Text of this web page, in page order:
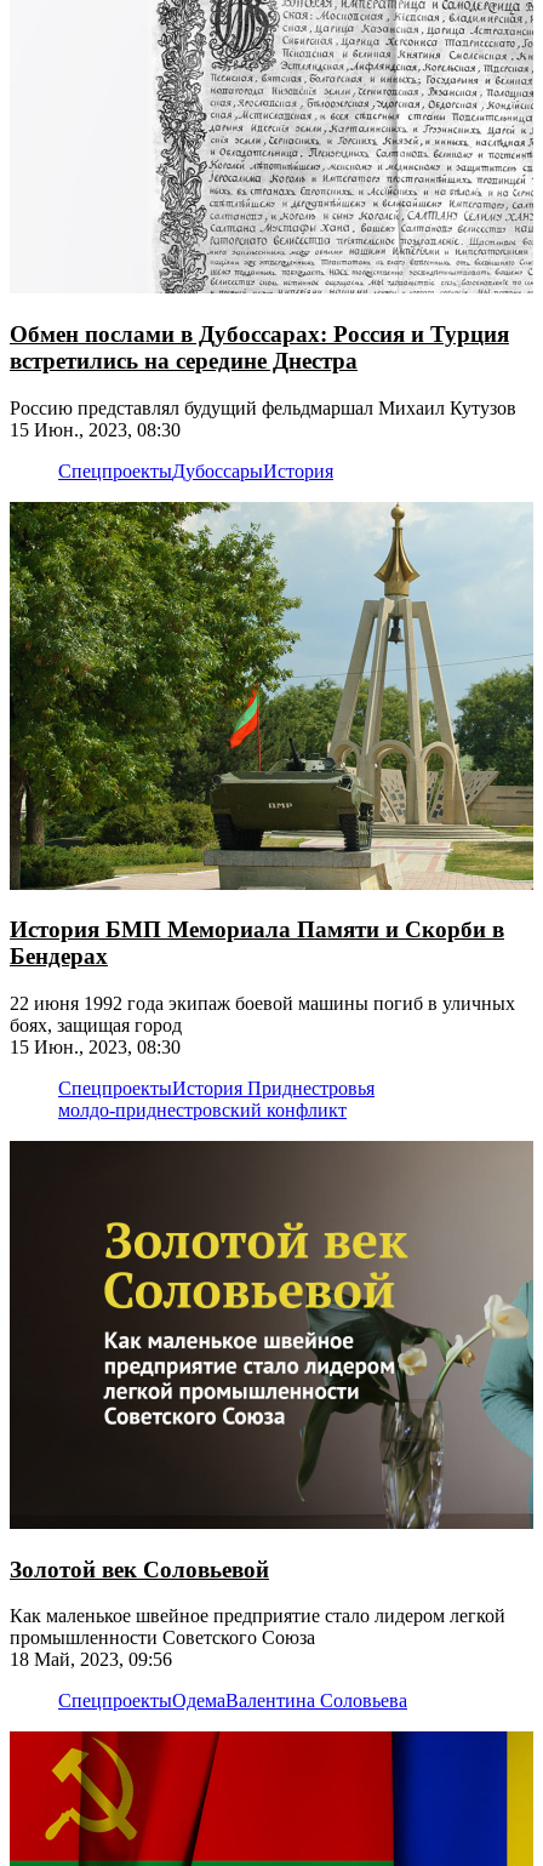
Обмен послами в Дубоссарах: Россия и Турция
встретились на середине Днестра
Россию представлял будущий фельдмаршал Михаил Кутузов
15 Июн., 2023, 08:30
СпецпроектыДубоссарыИстория
История БМП Мемориала Памяти и Скорби в
Бендерах
22 июня 1992 года экипаж боевой машины погиб в уличных
боях, защищая город
15 Июн., 2023, 08:30
СпецпроектыИстория Приднестровья
молдо-приднестровский конфликт
Золотой век Соловьевой
Как маленькое швейное предприятие стало лидером легкой
промышленности Советского Союза
18 Май, 2023, 09:56
СпецпроектыОдемаВалентина Соловьева